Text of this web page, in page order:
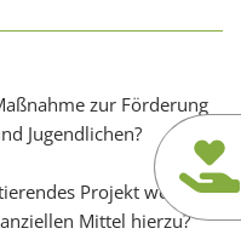
zur Förderung
Jugendlichen?
Projekt weiter
Mittel hierzu?